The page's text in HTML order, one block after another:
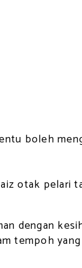
boleh
otak pelari
dengan
tempoh